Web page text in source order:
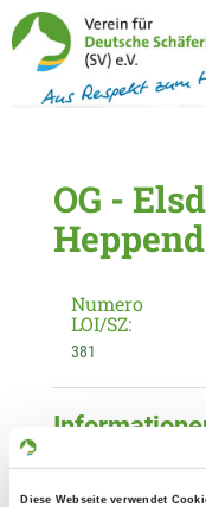
Diese Webseite verwendet
OG -
Numero
LOI/SZ:
381
Kontakt: